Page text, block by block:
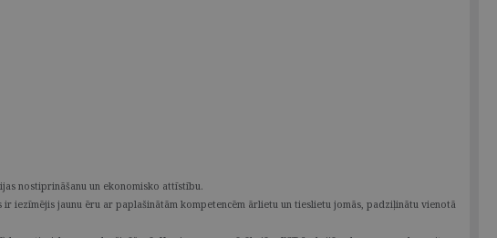
nostiprināšanu un ekonomisko attīstību.
iezīmējis jaunu ēru ar paplašinātām kompetencēm ārlietu un tieslietu jomās, padziļinātu vienotā